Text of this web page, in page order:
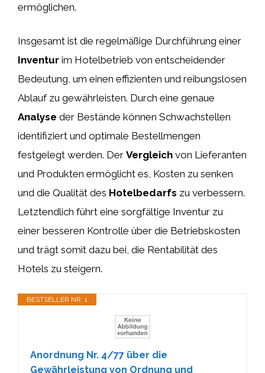
ermöglichen.
Insgesamt ist die regelmäßige Durchführung einer
Inventur im Hotelbetrieb von entscheidender
Bedeutung, um einen effizienten und reibungslosen
Ablauf zu gewährleisten. Durch eine genaue
Analyse der Bestände können Schwachstellen
identifiziert und optimale Bestellmengen
festgelegt werden. Der Vergleich von Lieferanten
und Produkten ermöglicht es, Kosten zu senken
und die Qualität des Hotelbedarfs zu verbessern.
Letztendlich führt eine sorgfältige Inventur zu
einer besseren Kontrolle über die Betriebskosten
und trägt somit dazu bei, die Rentabilität des
Hotels zu steigern.
BESTSELLER NR. 1
Anordnung Nr. 4/77 über die
Gewährleistung von Ordnung und